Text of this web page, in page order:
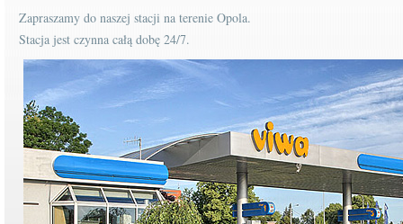
Zapraszamy do naszej stacji na terenie Opola.
Stacja jest czynna całą dobę 24/7.